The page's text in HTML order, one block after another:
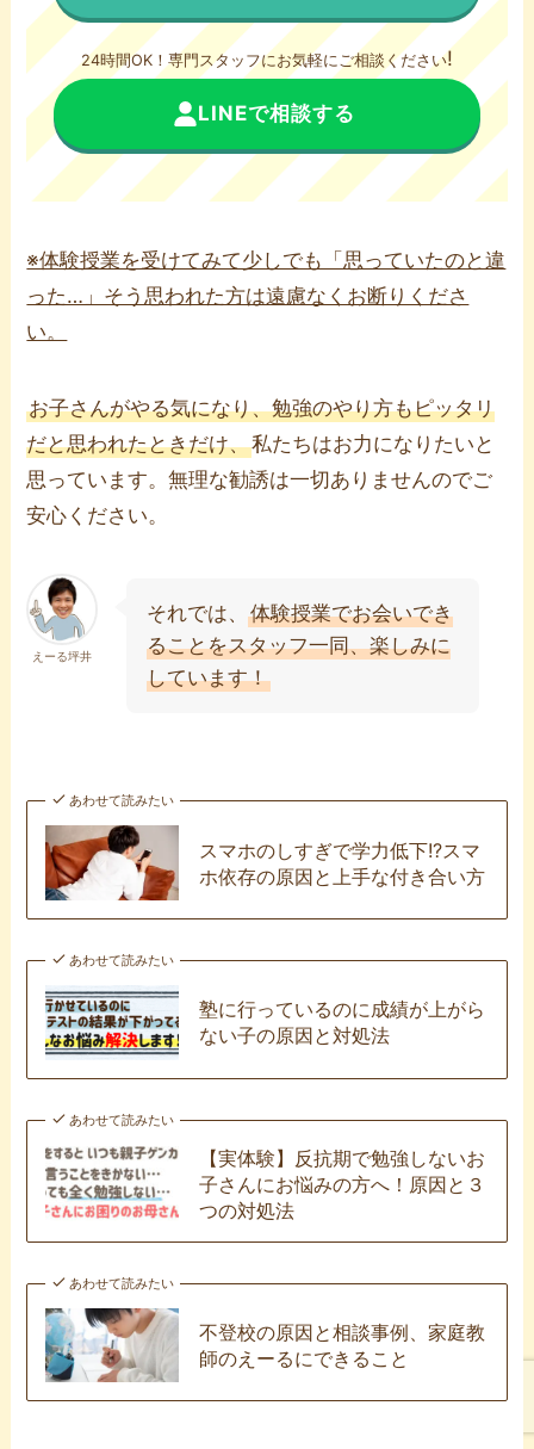
24時間OK！専門スタッフにお気軽にご相談ください!
LINEで相談する
※体験授業を受けてみて少しでも「思っていたのと違
った…」そう思われた方は遠慮なくお断りくださ
い。
お子さんがやる気になり、勉強のやり方もピッタリ
だと思われたときだけ、私たちはお力になりたいと
思っています。無理な勧誘は一切ありませんのでご
安心ください。
えーる坪井
それでは、 体験授業でお会いでき
ることをスタッフ一同、楽しみに
しています！
あわせて読みたい
スマホのしすぎで学力低下!?スマ
ホ依存の原因と上手な付き合い方
あわせて読みたい
塾に行っているのに成績が上がら
ない子の原因と対処法
あわせて読みたい
【実体験】反抗期で勉強しないお
子さんにお悩みの方へ！原因と３
つの対処法
あわせて読みたい
不登校の原因と相談事例、家庭教
師のえーるにできること